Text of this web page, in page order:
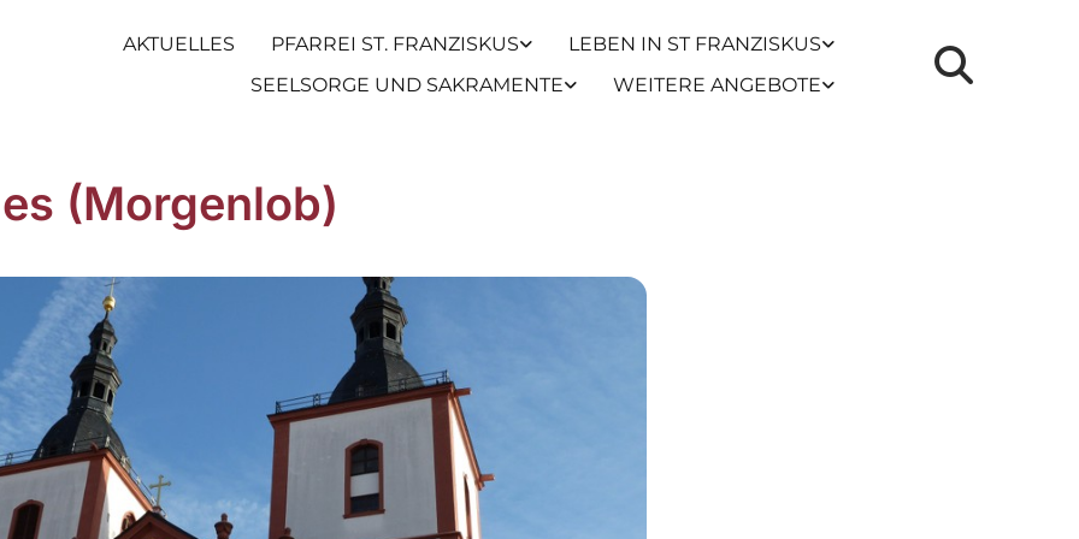
AKTUELLES PFARREI ST. FRANZISKUS
LEBEN IN ST FRANZISKUS
SEELSORGE UND SAKRAMENTE
WEITERE ANGEBOTE
(Morgenlob)